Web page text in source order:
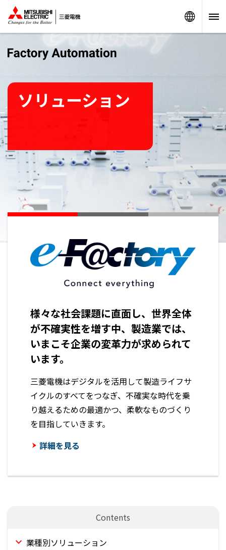
ソリューション
様々な社会課題に直面し、世界全体
が不確実性を増す中、 製造業では、
いまこそ企業の変革力が求められて
います。
三菱電機はデジタルを活用して製造ライフサ
イクルのすべてをつなぎ、 不確実な時代を乗
り越えるための最適かつ、柔軟なものづくり
を目指していきます。
詳細を見る
業種別ソリューション